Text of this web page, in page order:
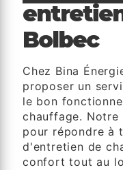
Bolbec
Chez Bina
proposer un
le bon
chauffage. Notre
pour répondre à
d'entretien de
confort tout au